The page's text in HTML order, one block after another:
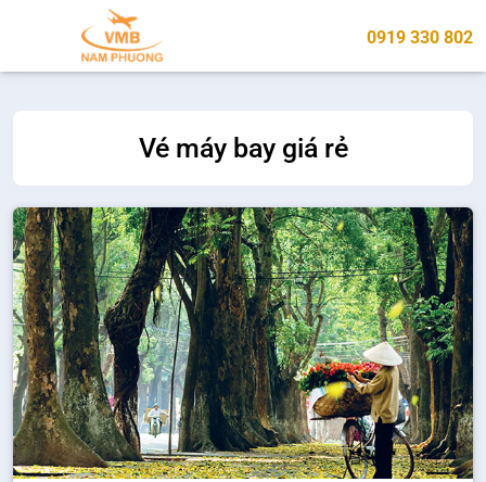
0919 330 802
Vé máy bay giá rẻ